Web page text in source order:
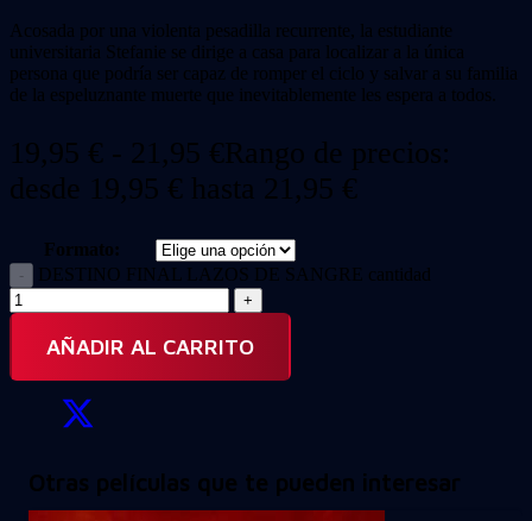
Acosada por una violenta pesadilla recurrente, la estudiante
universitaria Stefanie se dirige a casa para localizar a la única
persona que podría ser capaz de romper el ciclo y salvar a su familia
de la espeluznante muerte que inevitablemente les espera a todos.
19,95 € - 21,95 €Rango de precios:
desde 19,95 € hasta 21,95 €
Formato:
DESTINO FINAL LAZOS DE SANGRE cantidad
AÑADIR AL CARRITO
Otras películas que te pueden interesar